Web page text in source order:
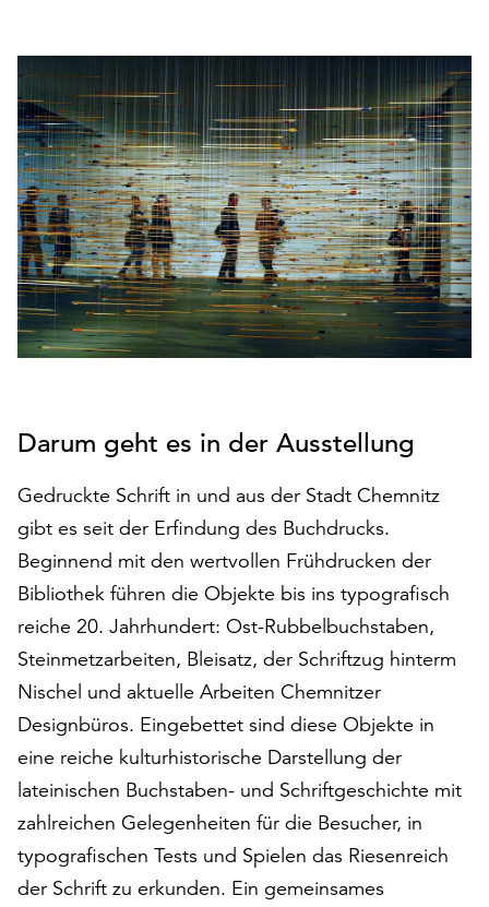
für
den
Betrieb
der
Seite
notwendig
sind
(funktionale
Cookies),
sowie
solche,
die
lediglich
Statistikzwecken
werden.
Klicken
Sie
auf
„Alle
akzeptieren“,
um
alle
Cookies
zu
akzeptieren.
Sie
Ihr
Einverständnis
jederzeit
Darum geht es in der Ausstellung
Gedruckte Schrift in und aus der Stadt Chemnitz
gibt es seit der Erfindung des Buchdrucks.
Beginnend mit den wertvollen Frühdrucken der
Bibliothek führen die Objekte bis ins typografisch
reiche 20. Jahrhundert: Ost-Rubbelbuchstaben,
Steinmetzarbeiten, Bleisatz, der Schriftzug hinterm
Nischel und aktuelle Arbeiten Chemnitzer
Designbüros. Eingebettet sind diese Objekte in
eine reiche kulturhistorische Darstellung der
lateinischen Buchstaben- und Schriftgeschichte mit
zahlreichen Gelegenheiten für die Besucher, in
typografischen Tests und Spielen das Riesenreich
der Schrift zu erkunden. Ein gemeinsames